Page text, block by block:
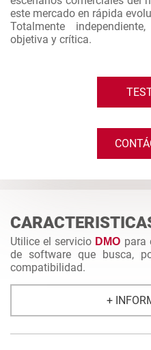
este mercado en rápida
Totalmente
objetiva y crítica.
Utilice el servicio DMO para
de software que busca,
compatibilidad.
+